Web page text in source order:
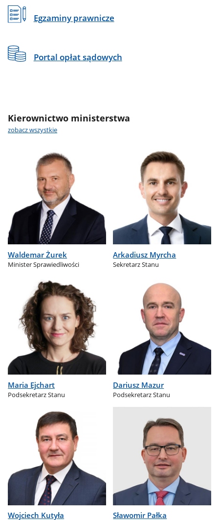
Egzaminy prawnicze
Portal opłat sądowych
Kierownictwo ministerstwa
zobacz wszystkie
Waldemar Żurek
Minister Sprawiedliwości
Arkadiusz Myrcha
Sekretarz Stanu
Maria Ejchart
Podsekretarz Stanu
Dariusz Mazur
Podsekretarz Stanu
Wojciech Kutyła Sławomir Pałka